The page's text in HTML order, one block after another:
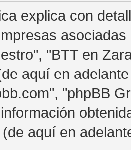
explica con
"BTT en
aquí en
"phpBB
aquí en